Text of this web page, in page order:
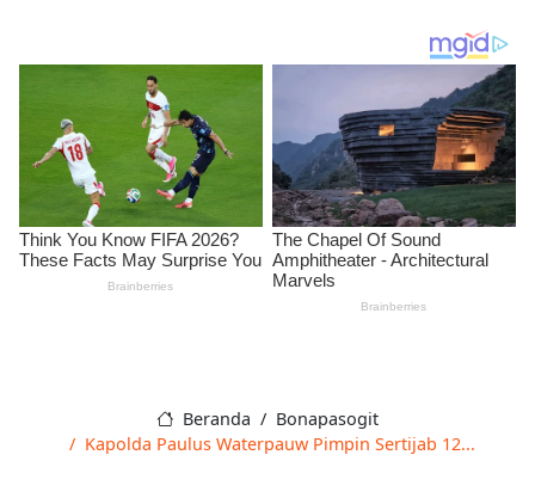
Beranda
Bonapasogit
Kapolda Paulus Waterpauw Pimpin Sertijab 12...